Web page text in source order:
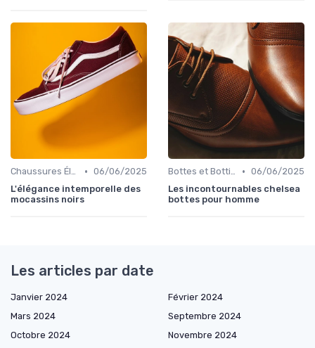
Chaussures Élégantes et de Cérémonie • 06/06/2025
L'élégance intemporelle des
mocassins noirs
Bottes et Bottines • 06/06/2025
Les incontournables chelsea
bottes pour homme
Les articles par date
Janvier 2024
Février 2024
Mars 2024
Septembre 2024
Octobre 2024
Novembre 2024